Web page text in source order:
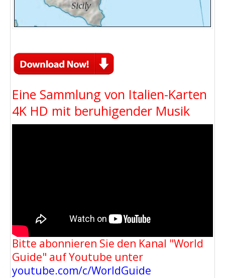
Eine Sammlung von Italien-Karten
4K HD mit beruhigender Musik
Bitte abonnieren Sie den Kanal "World
Guide" auf Youtube unter
youtube.com/c/WorldGuide